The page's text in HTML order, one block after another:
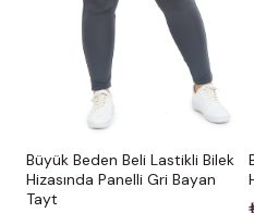
Büyük Beden Beli Lastikli Bilek
Hizasında Panelli Gri Bayan
Tayt